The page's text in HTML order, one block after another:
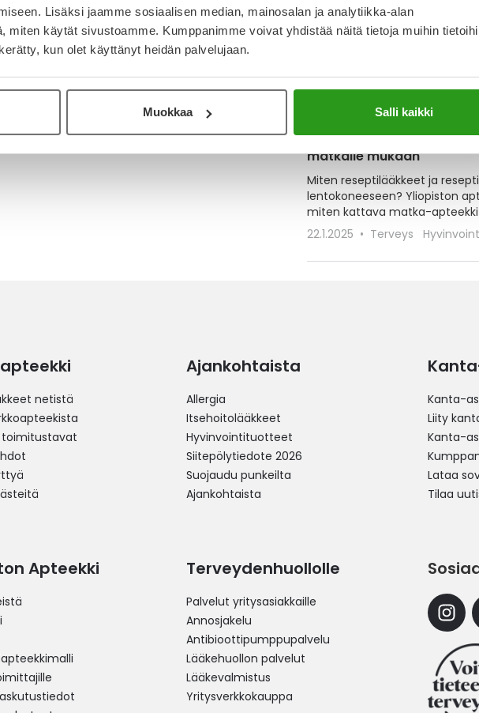
Lisäksi jaamme sosiaalisen median, mainosalan ja analytiikka-alan
miten käytät sivustoamme. Kumppanimme voivat yhdistää näitä tietoja muihin
kun olet käyttänyt heidän palvelujaan.
Muokkaa Salli kaikki
Lääkkeet lentokoneessa?
matkalle mukaan
Miten reseptilääkkeet ja
lentokoneeseen? Yliopiston
miten kattava matka-
22.1.2025
Terveys
netistä
toimitustavat
Ajankohtaista
Allergia
Itsehoitolääkkeet
Hyvinvointituotteet
Siitepölytiedote 2026
Suojaudu punkeilta
Ajankohtaista
Kanta-
Liity
Kanta-
Lataa
Tilaa
Apteekki Terveydenhuollolle
Palvelut yritysasiakkaille
Annosjakelu
Antibioottipumppupalvelu
Lääkehuollon palvelut
Lääkevalmistus
Yritysverkkokauppa